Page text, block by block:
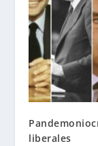
liberales